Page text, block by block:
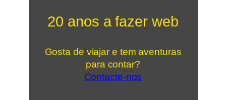
20 anos a fazer web
Gosta de viajar e tem aventuras
para contar?
Contacte-nos